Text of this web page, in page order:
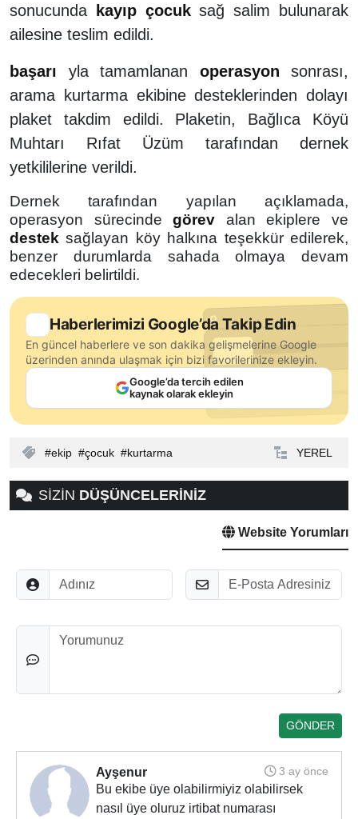
sonucunda
kayıp çocuksağ salim bulunarak
ailesine teslim edildi.
başarı yla tamamlanan operasyon sonrası,
arama kurtarma ekibine desteklerinden dolayı
plaket takdim edildi. Plaketin, Bağlıca Köyü
Muhtarı Rıfat Üzüm tarafından dernek
yetkililerine verildi.
Dernek tarafından yapılan açıklamada,
operasyon sürecindegörev alan ekiplere ve
destek sağlayan köy halkına teşekkür edilerek,
benzer durumlarda sahada olmaya devam
edecekleri belirtildi.
Haberlerimizi Google’da Takip Edin
En güncel haberlere ve son dakika gelişmelerine Google
üzerinden anında ulaşmak için bizi favorilerinize ekleyin.
Google’da tercih edilen
kaynak olarak ekleyin
ekip çocuk kurtarma YEREL
SİZİN DÜŞÜNCELERİNİZ
Website Yorumları
Adınız E-Posta
Düşünceleriniz
Ayşenur 3 ay önce
Bu ekibe üye olabilirmiyiz olabilirsek
nasıl üye oluruz irtibat numarası